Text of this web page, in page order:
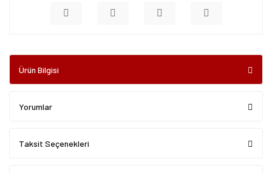
Ürün Bilgisi
Yorumlar
Taksit Seçenekleri